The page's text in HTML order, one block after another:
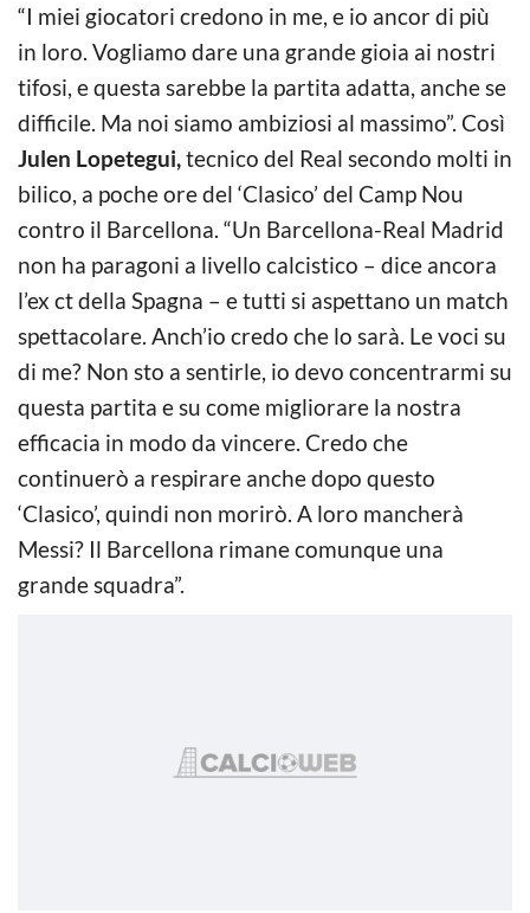
“I miei giocatori credono in me, e io ancor di più
in loro. Vogliamo dare una grande gioia ai nostri
tifosi, e questa sarebbe la partita adatta, anche se
difficile. Ma noi siamo ambiziosi al massimo”. Così
Julen Lopetegui,tecnico del Real secondo molti in
bilico, a poche ore del ‘Clasico’ del Camp Nou
contro il Barcellona. “Un Barcellona-Real Madrid
non ha paragoni a livello calcistico – dice ancora
l’ex ct della Spagna – e tutti si aspettano un match
spettacolare. Anch’io credo che lo sarà. Le voci su
di me? Non sto a sentirle, io devo concentrarmi su
questa partita e su come migliorare la nostra
efficacia in modo da vincere. Credo che
continuerò a respirare anche dopo questo
‘Clasico’, quindi non morirò. A loro mancherà
Messi? Il Barcellona rimane comunque una
grande squadra”.